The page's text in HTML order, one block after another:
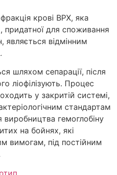
крові ВРХ, яка
придатної для споживання
являється відмінним
шляхом сепарації, після
ліофілізують. Процес
у закритій системі,
стандартам
гемоглобіну
на бойнях, які
вимогам, під постійним